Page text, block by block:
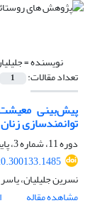
نویسنده =
تعداد مقالات: 1
پیش‌بینی
توانمند‌سازی
دوره 11، شماره 3، پاییز 1399، صفحه
نسرین جلیلیان،
مشاهده مقاله